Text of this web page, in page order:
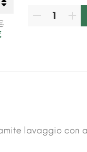
lavaggio con